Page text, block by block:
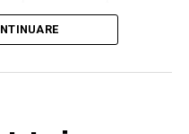
de cât de des muți
ai de înfruntat.
decât